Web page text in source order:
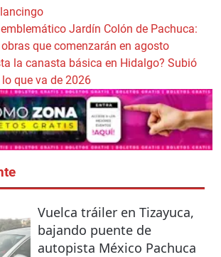
Jardín Colón de Pachuca:
que comenzarán en agosto
la canasta básica en Hidalgo? Subió
que va de 2026
Vuelca tráiler en Tizayuca,
bajando puente de
autopista México Pachuca